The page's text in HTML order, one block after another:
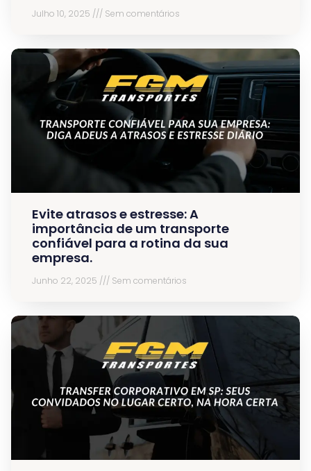
Julho 10, 2025 Sem comentários
Evite atrasos e estresse: A
importância de um transporte
confiável para a rotina da sua
empresa.
Junho 22, 2025 Sem comentários